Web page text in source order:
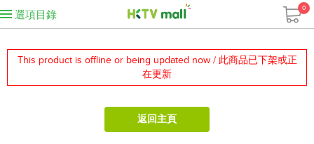
選項目錄
0
This product is offline or being updated now / 此商品已下架或正
在更新
返回主頁